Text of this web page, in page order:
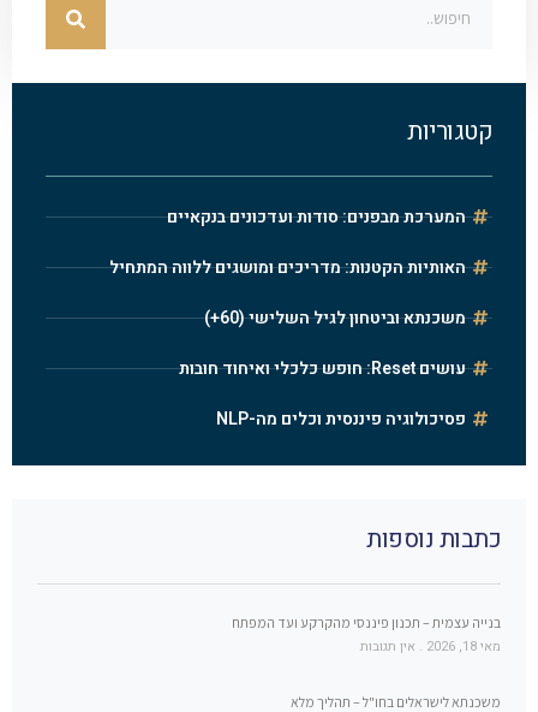
קטגוריות
המערכת מבפנים: סודות ועדכונים בנקאיים
האותיות הקטנות: מדריכים ומושגים ללווה המתחיל
משכנתא וביטחון לגיל השלישי (60+)
עושים Reset: חופש כלכלי ואיחוד חובות
פסיכולוגיה פיננסית וכלים מה-NLP
כתבות נוספות
בנייה עצמית – תכנון פיננסי מהקרקע ועד המפתח
מאי 18, 2026 אין תגובות
משכנתא לישראלים בחו"ל – תהליך מלא